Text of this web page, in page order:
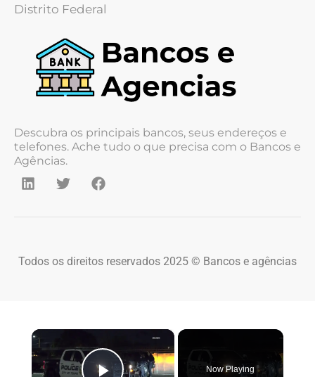
Distrito Federal
Descubra os principais bancos, seus endereços e
telefones. Ache tudo o que precisa com o Bancos e
Agências.
Todos os direitos reservados 2025 © Bancos e agências
×
Now Playing